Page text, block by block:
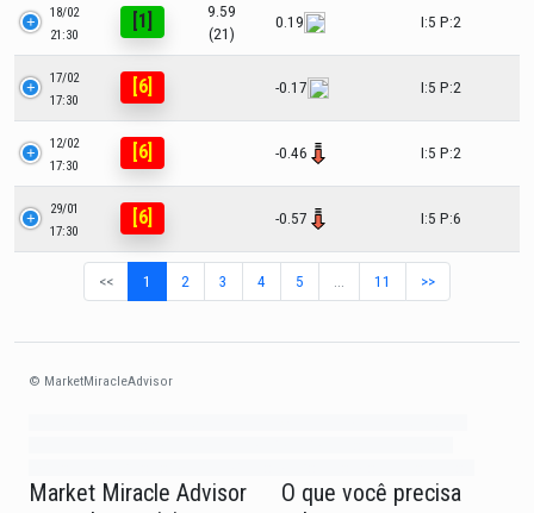
18/02
21:30
[1]
9.59
(21)
0.19 I:5 P:2
17/02
17:30
[6] -0.17 I:5 P:2
12/02
17:30
[6] -0.46 I:5 P:2
29/01
17:30
[6] -0.57 I:5 P:6
<< 1 2 3 4 5 11 >>
© MarketMiracleAdvisor
Market Miracle Advisor
O que você precisa